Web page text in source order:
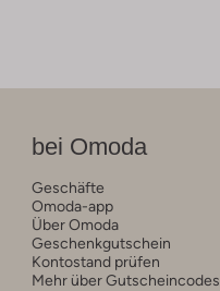
bei Omoda
Geschäfte
Omoda-app
Über Omoda
Geschenkgutschein
Kontostand prüfen
Mehr über Gutscheincodes